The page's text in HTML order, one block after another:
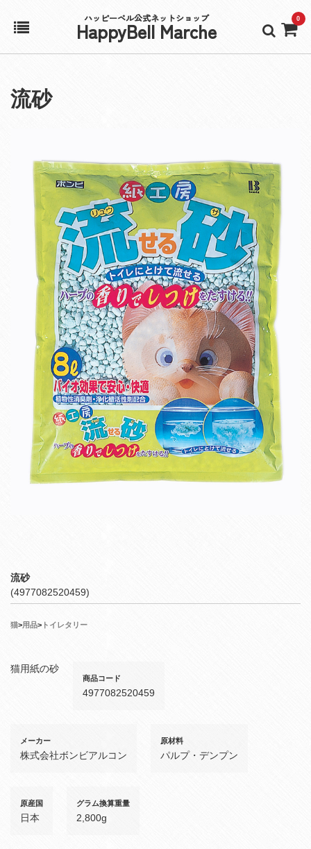
ハッピーベル公式ネットショップ
HappyBell Marche 0
アカウント
流砂
流砂
(4977082520459)
猫>用品> トイレタリー
猫用紙の砂
商品コード
4977082520459
メーカー
株式会社ボンビアルコン
原材料
パルプ・デンプン
原産国
日本
グラム換算重量
2,800g